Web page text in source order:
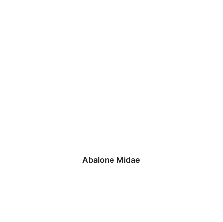
Abalone Midae